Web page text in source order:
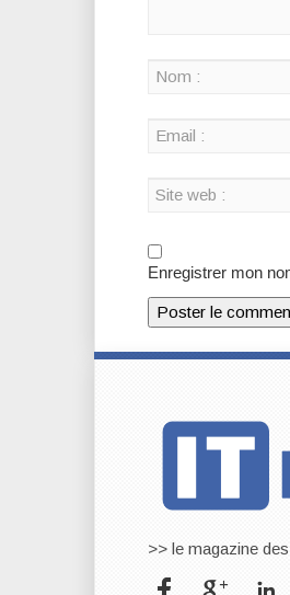
Enregistrer mon
>> le magazine